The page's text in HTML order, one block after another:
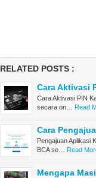
RELATED POSTS :
Cara Aktivasi
Cara Aktivasi PIN
secara on…
Read
Cara
Pengajuan Aplikasi
BCA se…
Read
Mengapa